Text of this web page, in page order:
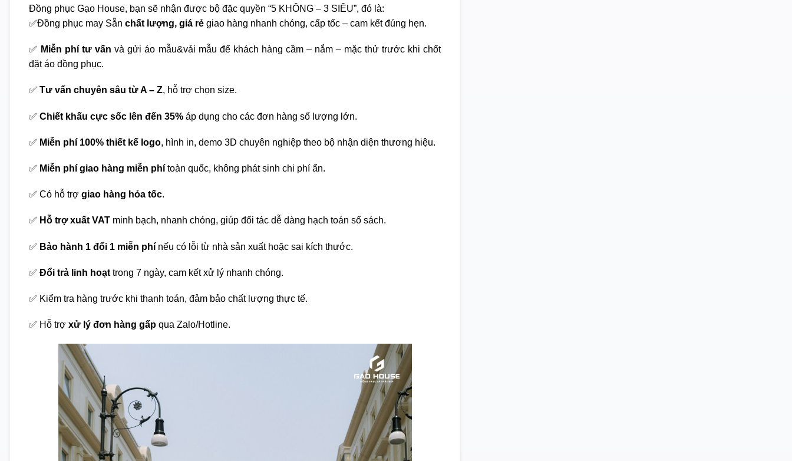
Đồng phục Gạo House, bạn sẽ nhận được bộ đặc quyền “5 KHÔNG – 3 SIÊU”, đó là:
✅Đồng phục may Sẵn chất lượng, giá rẻ giao hàng nhanh chóng, cấp tốc – cam kết đúng hẹn.
✅ Miễn phí tư vấn và gửi áo mẫu&vải mẫu để khách hàng cầm – nắm – mặc thử trước khi chốt
đặt áo đồng phục.
✅ Tư vấn chuyên sâu từ A – Z, hỗ trợ chọn size.
✅ Chiết khấu cực sốc lên đến 35% áp dụng cho các đơn hàng số lượng lớn.
✅ Miễn phí 100% thiết kế logo, hình in, demo 3D chuyên nghiệp theo bộ nhận diện thương hiệu.
✅ Miễn phí giao hàng miễn phí toàn quốc, không phát sinh chi phí ẩn.
✅ Có hỗ trợ giao hàng hỏa tốc.
✅ Hỗ trợ xuất VAT minh bạch, nhanh chóng, giúp đối tác dễ dàng hạch toán sổ sách.
✅ Bảo hành 1 đổi 1 miễn phí nếu có lỗi từ nhà sản xuất hoặc sai kích thước.
✅ Đổi trả linh hoạt trong 7 ngày, cam kết xử lý nhanh chóng.
✅ Kiểm tra hàng trước khi thanh toán, đảm bảo chất lượng thực tế.
✅ Hỗ trợ xử lý đơn hàng gấp qua Zalo/Hotline.